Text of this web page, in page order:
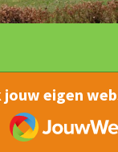
jouw eigen
JouwWeb